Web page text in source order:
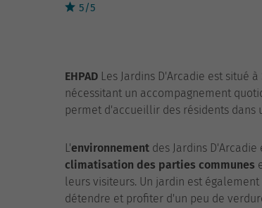
5/5
EHPAD Les Jardins D'Arcadie est situé
nécessitant un accompagnement
permet d'accueillir des résidents
L'environnement des Jardins
climatisation des parties communes
leurs visiteurs. Un jardin est
détendre et profiter d'un peu de